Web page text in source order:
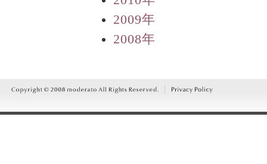
2009年
2008年